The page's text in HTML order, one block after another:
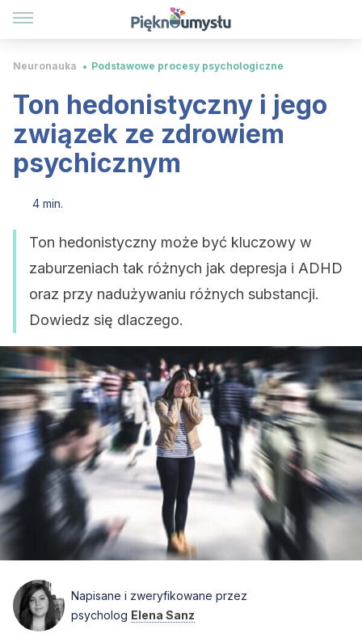
Neuronauka Podstawowe procesy psychologiczne
Ton hedonistyczny i jego
związek ze zdrowiem
psychicznym
4 min.
Ton hedonistyczny może być kluczowy w
zaburzeniach tak różnych jak depresja i ADHD
oraz przy nadużywaniu różnych substancji.
Dowiedz się dlaczego.
Napisane i zweryfikowane przez
psycholog Elena Sanz